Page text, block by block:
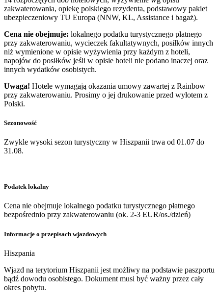
zakwaterowania, opiekę polskiego rezydenta, podstawowy pakiet
ubezpieczeniowy TU Europa (NNW, KL, Assistance i bagaż).
Cena nie obejmuje: lokalnego podatku turystycznego płatnego
przy zakwaterowaniu, wycieczek fakultatywnych, posiłków innych
niż wymienione w opisie wyżywienia przy każdym z hoteli,
napojów do posiłków jeśli w opisie hoteli nie podano inaczej oraz
innych wydatków osobistych.
Uwaga! Hotele wymagają okazania umowy zawartej z Rainbow
przy zakwaterowaniu. Prosimy o jej drukowanie przed wylotem z
Polski.
Sezonowość
Zwykle wysoki sezon turystyczny w Hiszpanii trwa od 01.07 do
31.08.
Podatek lokalny
Cena nie obejmuje lokalnego podatku turystycznego płatnego
bezpośrednio przy zakwaterowaniu (ok. 2-3 EUR/os./dzień)
Informacje o przepisach wjazdowych
Hiszpania
​Wjazd na terytorium Hiszpanii jest możliwy na podstawie paszportu
bądź dowodu osobistego. Dokument musi być ważny przez cały
okres pobytu.